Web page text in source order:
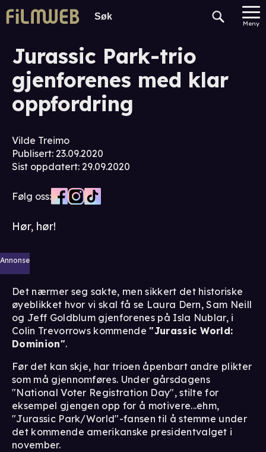
Meny
Jurassic Park-trio
gjenforenes med klar
oppfordring
Vilde Treimo
Publisert: 23.09.2020
Sist oppdatert: 29.09.2020
Følg oss:
Hør, hør!
Annonse
Det nærmer seg sakte, men sikkert det historiske
øyeblikket hvor vi skal få se Laura Dern, Sam Neill
og Jeff Goldblum gjenforenes på Isla Nublar, i
Colin Trevorrows kommende"Jurassic World:
Dominion".
Før det kan skje, har trioen åpenbart andre plikter
som må gjennomføres. Under gårsdagens
"National Voter Registration Day", stilte for
eksempel gjengen opp for å motivere...ehm,
"Jurassic Park/World"-fansen til å stemme under
det kommende amerikanske presidentvalget i
november.